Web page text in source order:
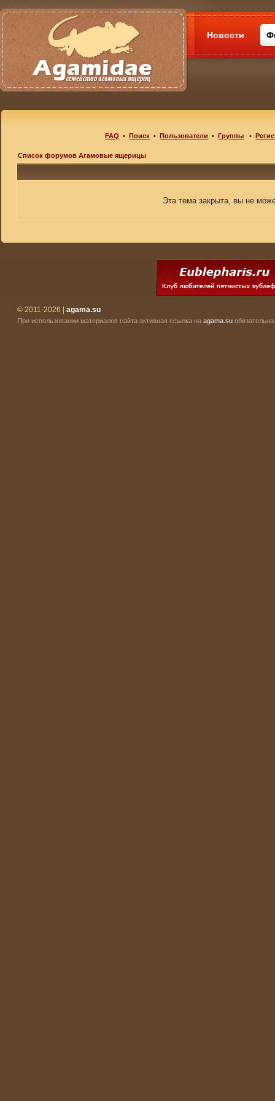
Новости
FAQ •Поиск •Пользователи •Группы •
Список форумов Агамовые ящерицы
Эта тема закрыта, вы не
© 2011-2026 | agama.su
При использовании материалов сайта активная ссылка на agama.su обязательна.